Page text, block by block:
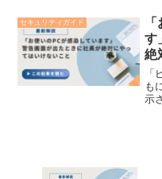
て
ェ
セキュリティガイド
す
絶
「
も
示